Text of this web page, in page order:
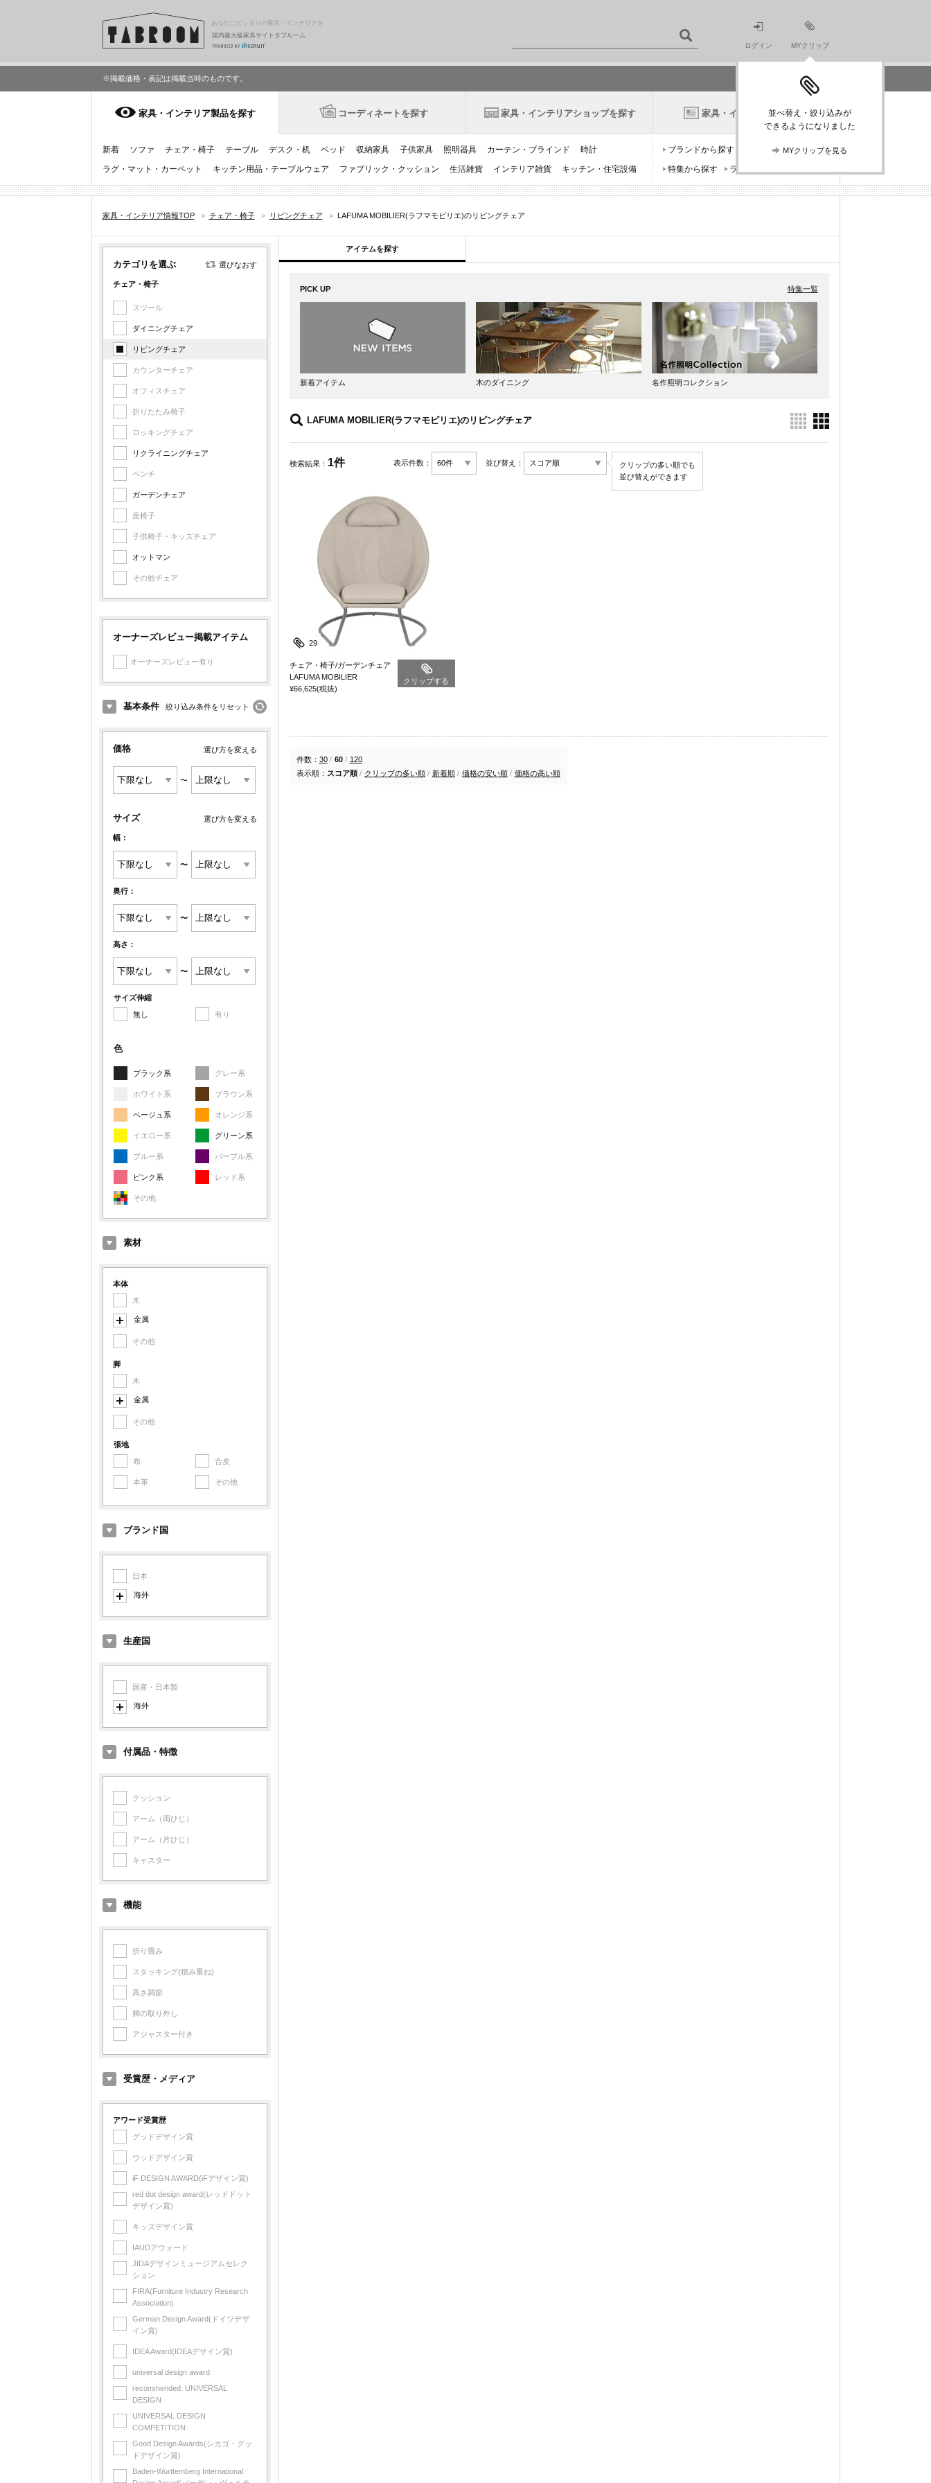
あなたにピッタリの家具・インテリアを
国内最大級家具サイトタブルーム
ログイン MYクリップ
並べ替え・絞り込みが
できるようになりました
MYクリップを見る
※掲載価格・表記は掲載当時のものです。
家具・インテリア製品を探す コーディネートを探す 家具・インテリアショップを探す 家具・インテリアニュース
新着 ソファ チェア・椅子 テーブル デスク・机 ベッド 収納家具 子供家具 照明器具 カーテン・ブラインド
時計
ラグ・マット・カーペット
キッチン用品・テーブルウェア ファブリック・クッション 生活雑貨 インテリア雑貨 キッチン・住宅設備
ブランドから探す
デザイナーから探す
特集から探す
ランキングから探す
家具・インテリア情報TOP > チェア・椅子 > リビングチェア > LAFUMA MOBILIER(ラフマモビリエ)のリビングチェア
カテゴリを選ぶ 選びなおす
チェア・椅子
スツール
ダイニングチェア
リビングチェア
カウンターチェア
オフィスチェア
折りたたみ椅子
ロッキングチェア
リクライニングチェア
ベンチ
ガーデンチェア
座椅子
子供椅子・キッズチェア
オットマン
その他チェア
オーナーズレビュー掲載アイテム
オーナーズレビュー有り
絞り込み条件をリセット
基本条件
価格 選び方を変える
〜
サイズ 選び方を変える
幅：
〜
奥行：
〜
高さ：
〜
サイズ伸縮
無し
有り
色
ブラック系 グレー系
ホワイト系 ブラウン系
ベージュ系 オレンジ系
イエロー系 グリーン系
ブルー系 パープル系
ピンク系 レッド系
その他
素材
本体
木
金属
スチール
その他金属
その他
脚
木
金属
スチール
その他
張地
布
合皮
本革 その他
ブランド国
日本
海外
イタリア
ドイツ
スペイン
スウェーデン
シンガポール
台湾
生産国
国産・日本製
海外
イタリア製
デンマーク製
中国製
付属品・特徴
クッション
アーム（両ひじ）
アーム（片ひじ）
キャスター
機能
折り畳み
スタッキング(積み重ね)
高さ調節
脚の取り外し
アジャスター付き
受賞歴・メディア
アワード受賞歴
グッドデザイン賞
ウッドデザイン賞
iF DESIGN AWARD(iFデザイン賞)
red dot design award(レッドドット
デザイン賞)
キッズデザイン賞
IAUDアウォード
JIDAデザインミュージアムセレク
ション
FIRA(Furniture Industry Research
Association)
German Design Award(ドイツデザ
イン賞)
IDEA Award(IDEAデザイン賞)
universal design award
recommended: UNIVERSAL
DESIGN
UNIVERSAL DESIGN
COMPETITION
Good Design Awards(シカゴ・グッ
ドデザイン賞)
Baden-Wurttemberg International
アイテムを探す
PICK UP 特集一覧
新着アイテム 木のダイニング 名作照明コレクション
LAFUMA MOBILIER(ラフマモビリエ)のリビングチェア
検索結果： 1件 表示件数： 並び替え：
クリップの多い順でも
並び替えができます
チェア・椅子/ガーデンチェア
LAFUMA MOBILIER
¥66,625(税抜)
クリップする
29
件数： 30 / 60 / 120
表示順： スコア順 / クリップの多い順 / 新着順 / 価格の安い順 / 価格の高い順